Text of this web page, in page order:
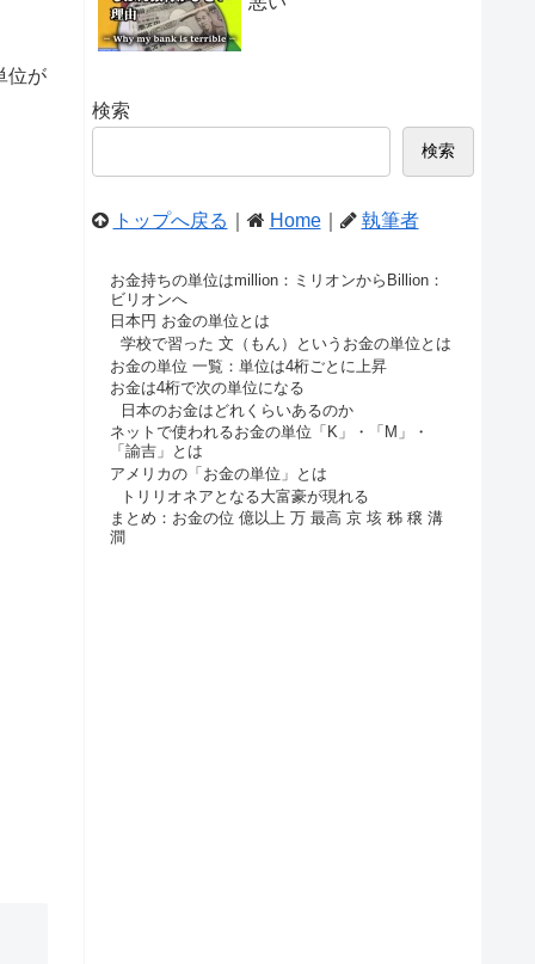
位が
検索
検索
トップへ戻る Home｜ 執筆者
お金持ちの単位はmillion：ミリオンからBillion：
ビリオンへ
日本円 お金の単位とは
学校で習った 文（もん）というお金の単位とは
お金の単位 一覧：単位は4桁ごとに上昇
お金は4桁で次の単位になる
日本のお金はどれくらいあるのか
ネットで使われるお金の単位「K」・「M」・
「諭吉」とは
アメリカの「お金の単位」とは
トリリオネアとなる大富豪が現れる
まとめ：お金の位 億以上 万 最高 京 垓 秭 穣 溝
澗